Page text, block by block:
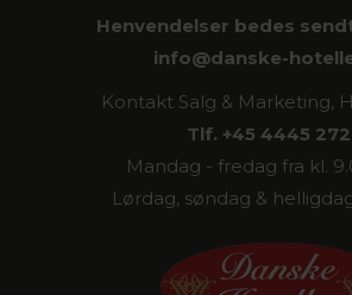
Henvendelser bedes
info@danske-
Kontakt Salg & Marketing,
Tlf. +45 4445
Mandag - fredag fra kl.
Lørdag, søndag &